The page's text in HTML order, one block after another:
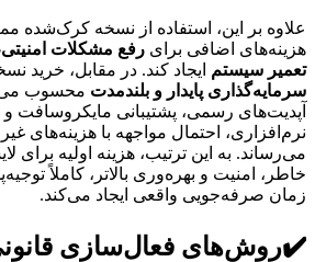
علاوه بر این، استفاده از نسخه کرک‌شده
هزینه‌های اضافی برای رفع مشکلات
تعمیر سیستم ایجاد کند. در مقابل، خرید
سرمایه‌گذاری پایدار و بلندمدت محسوب
آپدیت‌های رسمی، پشتیبانی مایکروسافت
نرم‌افزاری، احتمال مواجهه با هزینه‌های
می‌رساند. به این ترتیب، هزینه اولیه برای
خاطر، امنیت و بهره‌وری بالاتر، کاملاً
زمان صرفه‌جویی واقعی ایجاد می‌کند.
✔️روش‌های فعال‌سازی